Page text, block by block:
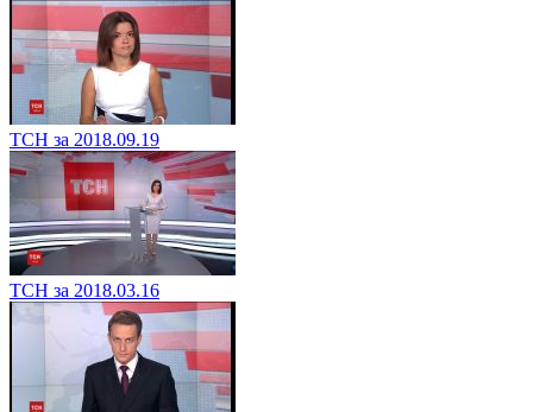
ТСН за 2018.09.19
ТСН за 2018.03.16